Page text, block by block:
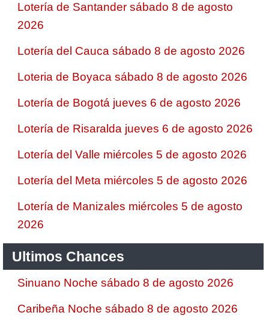
Lotería de Santander sábado 8 de agosto
2026
Lotería del Cauca sábado 8 de agosto 2026
Loteria de Boyaca sábado 8 de agosto 2026
Lotería de Bogotá jueves 6 de agosto 2026
Lotería de Risaralda jueves 6 de agosto 2026
Lotería del Valle miércoles 5 de agosto 2026
Lotería del Meta miércoles 5 de agosto 2026
Lotería de Manizales miércoles 5 de agosto
2026
Ultimos Chances
Sinuano Noche sábado 8 de agosto 2026
Caribeña Noche sábado 8 de agosto 2026